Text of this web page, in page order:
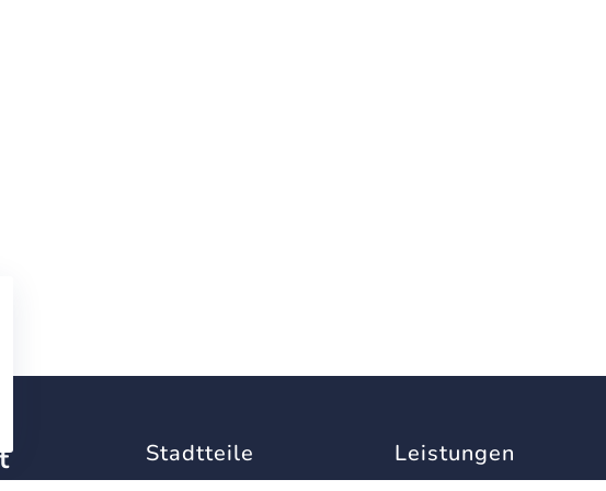
Stadtteile Leistungen